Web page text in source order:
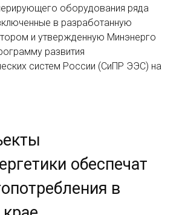
оборудования ряда
в разработанную
и утвержденную Минэнерго
развития
систем России (СиПР ЭЭС) на
обеспечат
в